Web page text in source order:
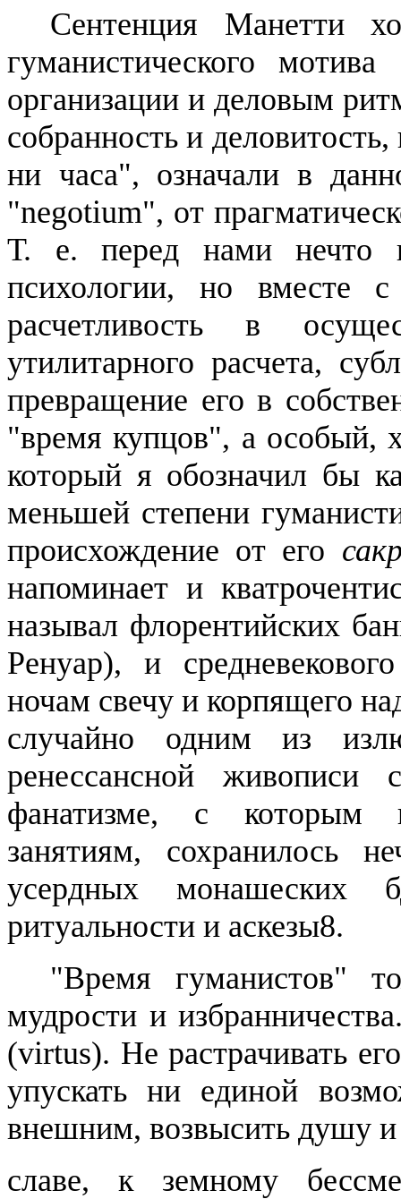
Сентенция Манетти
гуманистического
организации и деловым
собранность и
ни часа", означали в
"negotium", от
Т. е. перед нами нечто
психологии, но вместе
расчетливость в
утилитарного расчета,
превращение его в
"время купцов", а особый,
который я обозначил бы
меньшей степени
происхождение от его
напоминает и
называл флорентийских
Ренуар), и
ночам свечу и корпящего
случайно одним из
ренессансной
фанатизме, с которым
занятиям, сохранилось
усердных монашеских
ритуальности и аскезы8.
"Время гуманистов"
мудрости и
(virtus). He растрачивать
упускать ни единой
внешним, возвысить душу
славе, к земному